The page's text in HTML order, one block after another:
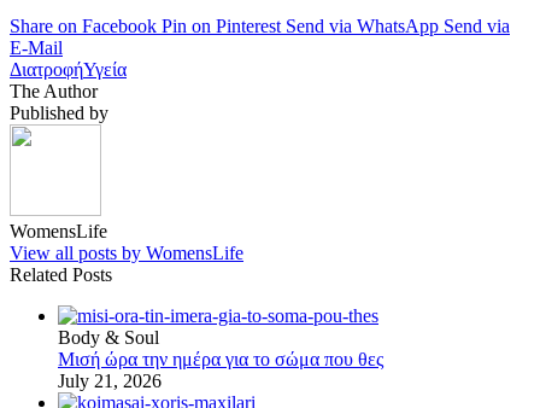
Share on Facebook Pin on Pinterest Send via WhatsApp Send via
E-Mail
ΔιατροφήΥγεία
The Author
Published by
WomensLife
View all posts by WomensLife
Related Posts
Body & Soul
Μισή ώρα την ημέρα για το σώμα που θες
July 21, 2026